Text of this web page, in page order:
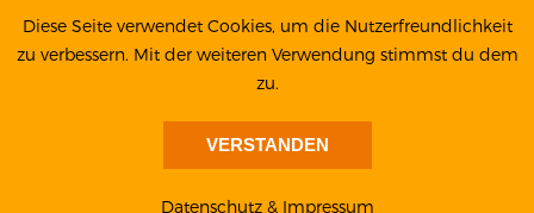
Diese Seite verwendet Cookies, um die Nutzerfreundlichkeit
zu verbessern. Mit der weiteren Verwendung stimmst du dem
zu.
VERSTANDEN
Datenschutz & Impressum